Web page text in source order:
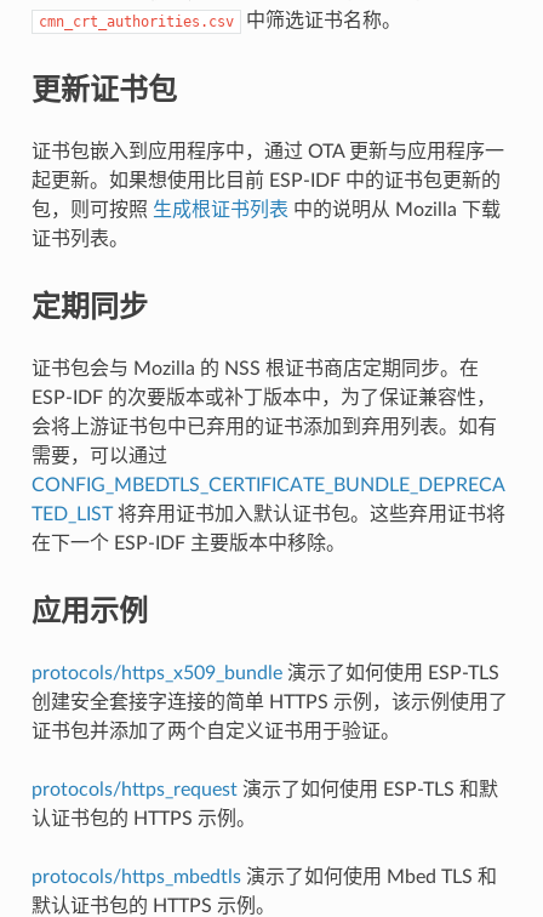
cmn_crt_authorities.csv 中筛选证书名称。
更新证书包
证书包嵌入到应用程序中，通过 OTA 更新与应用程序一
起更新。如果想使用比目前 ESP-IDF 中的证书包更新的
包，则可按照 生成根证书列表 中的说明从 Mozilla 下载
证书列表。
定期同步
证书包会与 Mozilla 的 NSS 根证书商店定期同步。在
ESP-IDF 的次要版本或补丁版本中，为了保证兼容性，
会将上游证书包中已弃用的证书添加到弃用列表。如有
需要，可以通过
CONFIG_MBEDTLS_CERTIFICATE_BUNDLE_DEPRECA
TED_LIST将弃用证书加入默认证书包。这些弃用证书将
在下一个 ESP-IDF 主要版本中移除。
应用示例
protocols/https_x509_bundle演示了如何使用 ESP-TLS
创建安全套接字连接的简单 HTTPS 示例，该示例使用了
证书包并添加了两个自定义证书用于验证。
protocols/https_request演示了如何使用 ESP-TLS 和默
认证书包的 HTTPS 示例。
protocols/https_mbedtls演示了如何使用 Mbed TLS 和
默认证书包的 HTTPS 示例。